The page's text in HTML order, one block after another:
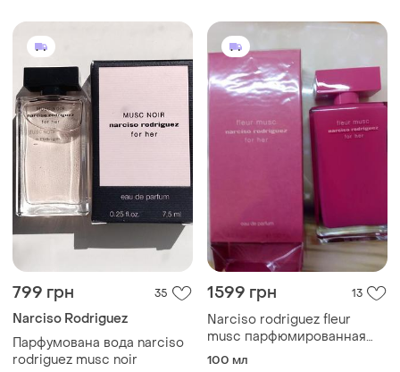
799 грн 35
Narciso Rodriguez
Парфумована вода narciso
rodriguez musc noir
1599 грн 13
Narciso rodriguez fleur
musc парфюмированная
вода 100 мл.
100 мл